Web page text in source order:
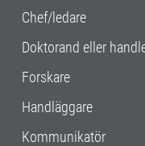
Chef/ledare
Doktorand eller
Forskare
Handläggare
Kommunikatör